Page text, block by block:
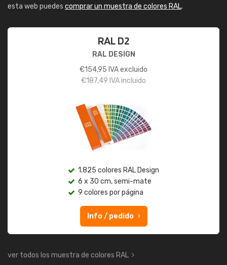
esta web puedes comprar un muestra de colores RAL.
RAL D2
RAL DESIGN
€154,95 IVA excluido
€187,49 IVA incluido
1.825 colores RAL Design
6 x 30 cm, semi-mate
9 colores por página
Info / pedido
ver todos los muestra de colores RAL